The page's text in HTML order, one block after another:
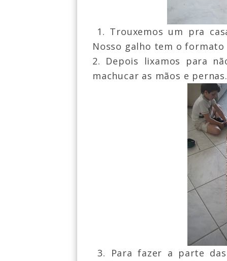
1. Trouxemos um pra
Nosso galho tem o
2. Depois lixamos para
machucar as mãos e pernas.
3. Para fazer a parte